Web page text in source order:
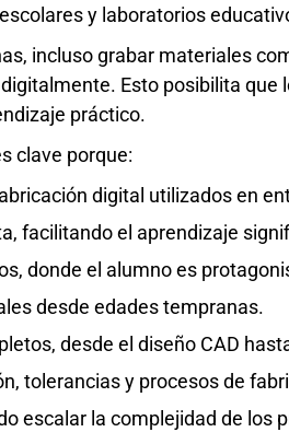
y laboratorios
incluso grabar materiales
Esto posibilita
práctico.
clave porque:
digital utilizados en
facilitando el aprendizaje
donde el alumno es
desde edades tempranas.
desde el diseño CAD
tolerancias y procesos de
escalar la complejidad de los